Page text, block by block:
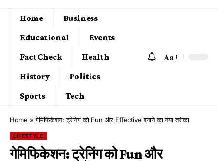
Home
Business
Educational
Events
Fact Check
Health
History
Politics
Sports
Tech
Aa
Home »गेमिफिकेशन: ट्रेनिंग को Fun और Effective बनाने का नया तरीका
LIFESTYLE
गेमिफिकेशन: ट्रेनिंग को Fun और